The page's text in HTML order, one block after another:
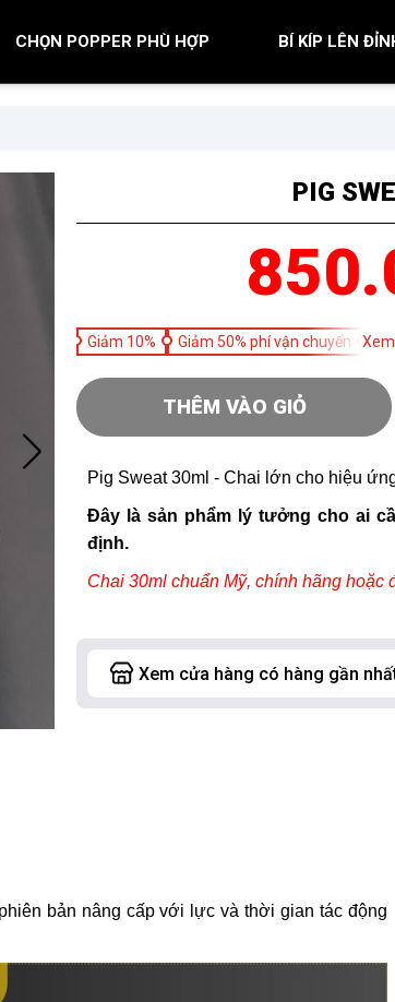
CHỌN POPPER PHÙ HỢP BÍ KÍP LÊN
PIG
Giảm 10% Giảm 50% phí vận chuyển
THÊM VÀO GIỎ
Pig Sweat 30ml - Chai lớn cho hiệu
Đây là sản phẩm lý tưởng cho ai
định.
Chai 30ml chuẩn Mỹ, chính hãng hoặc
bản nâng cấp với lực và thời gian tác động